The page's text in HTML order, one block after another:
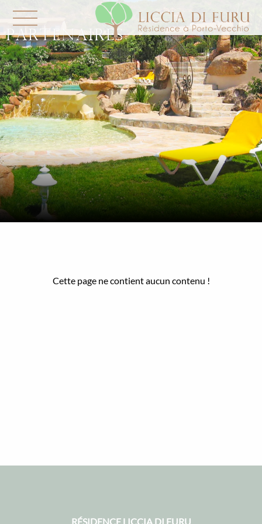
Partenaires
Cette page ne contient aucun contenu !
RÉSIDENCE LICCIA DI FURU